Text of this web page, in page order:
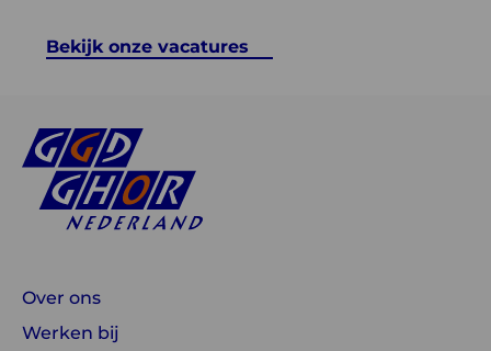
Bekijk onze vacatures
Over ons
Werken bij